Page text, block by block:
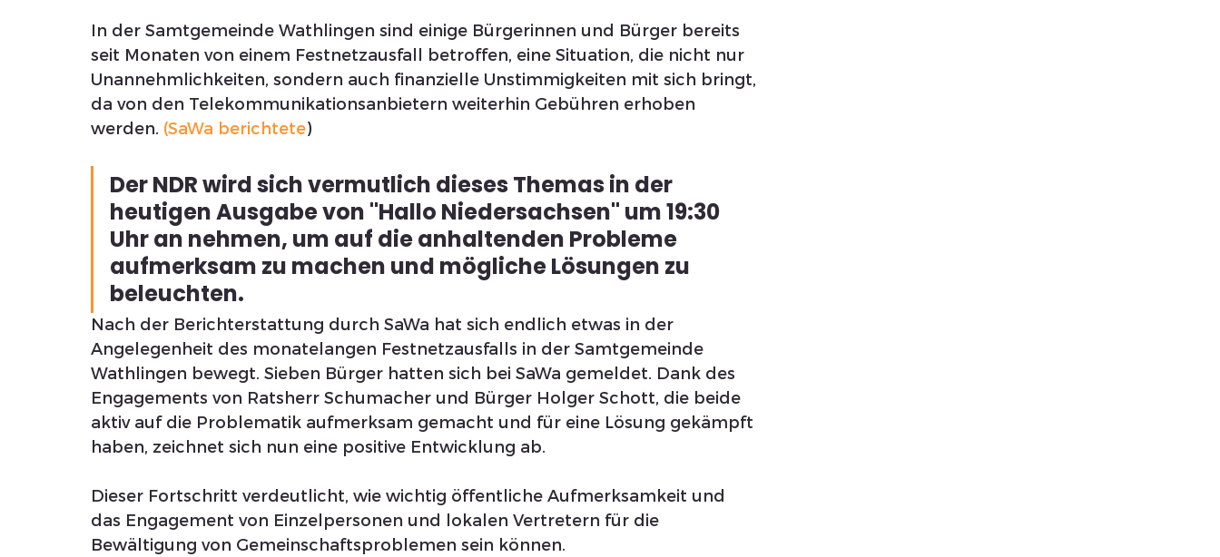
In der Samtgemeinde Wathlingen sind einige Bürgerinnen und Bürger bereits
seit Monaten von einem Festnetzausfall betroffen, eine Situation, die nicht nur
Unannehmlichkeiten, sondern auch finanzielle Unstimmigkeiten mit sich bringt,
da von den Telekommunikationsanbietern weiterhin Gebühren erhoben
werden. (SaWa berichtete)
Der NDR wird sich vermutlich dieses Themas in der
heutigen Ausgabe von "Hallo Niedersachsen" um 19:30
Uhr an nehmen, um auf die anhaltenden Probleme
aufmerksam zu machen und mögliche Lösungen zu
beleuchten.
Nach der Berichterstattung durch SaWa hat sich endlich etwas in der
Angelegenheit des monatelangen Festnetzausfalls in der Samtgemeinde
Wathlingen bewegt. Sieben Bürger hatten sich bei SaWa gemeldet. Dank des
Engagements von Ratsherr Schumacher und Bürger Holger Schott, die beide
aktiv auf die Problematik aufmerksam gemacht und für eine Lösung gekämpft
haben, zeichnet sich nun eine positive Entwicklung ab.
Dieser Fortschritt verdeutlicht, wie wichtig öffentliche Aufmerksamkeit und
das Engagement von Einzelpersonen und lokalen Vertretern für die
Bewältigung von Gemeinschaftsproblemen sein können.